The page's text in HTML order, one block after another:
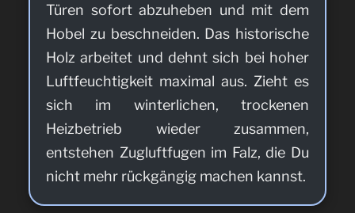
Türen sofort abzuheben und mit dem
Hobel zu beschneiden. Das historische
Holz arbeitet und dehnt sich bei hoher
Luftfeuchtigkeit maximal aus. Zieht es
sich im winterlichen, trockenen
Heizbetrieb wieder zusammen,
entstehen Zugluftfugen im Falz, die Du
nicht mehr rückgängig machen kannst.